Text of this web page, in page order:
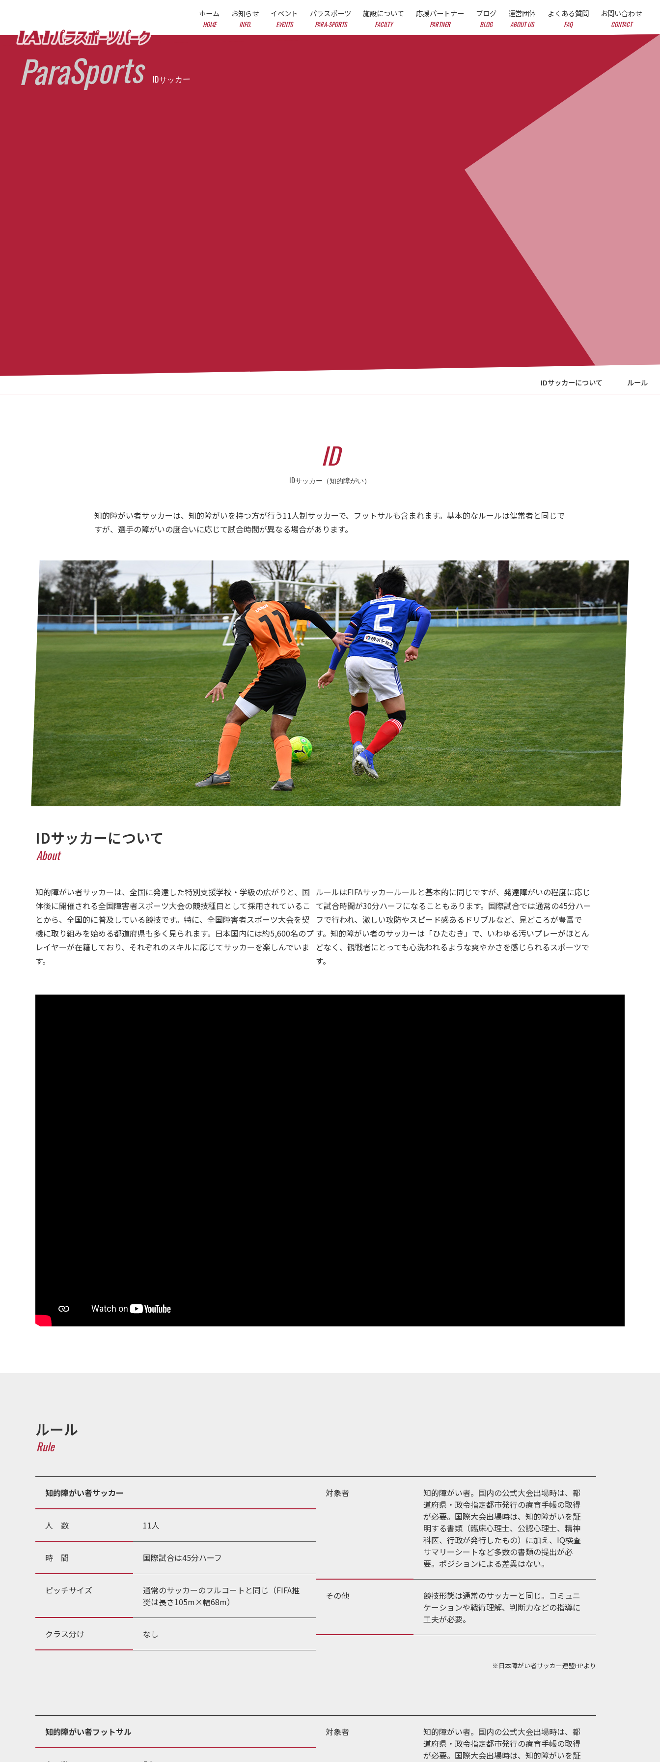
ホーム
HOME
お知らせ
INFO.
イベント
EVENTS
パラスポーツ
PARA-SPORTS
施設について
FACILTY
応援パートナー
PARTNER
ブログ
BLOG
運営団体
ABOUT US
よくある質問
FAQ
お問い合わせ
CONTACT
ParaSports IDサッカー
IDサッカーについて ルール
ID
IDサッカー（知的障がい）
知的障がい者サッカーは、知的障がいを持つ方が行う11人制サッカーで、フットサルも含まれます。基本的なルールは健常者と同じで
すが、選手の障がいの度合いに応じて試合時間が異なる場合があります。
IDサッカーについて
About
知的障がい者サッカーは、全国に発達した特別支援学校・学級の広がりと、国
体後に開催される全国障害者スポーツ大会の競技種目として採用されているこ
とから、全国的に普及している競技です。特に、全国障害者スポーツ大会を契
機に取り組みを始める都道府県も多く見られます。日本国内には約5,600名のプ
レイヤーが在籍しており、それぞれのスキルに応じてサッカーを楽しんでいま
す。
ルールはFIFAサッカールールと基本的に同じですが、発達障がいの程度に応じ
て試合時間が30分ハーフになることもあります。国際試合では通常の45分ハー
フで行われ、激しい攻防やスピード感あるドリブルなど、見どころが豊富で
す。知的障がい者のサッカーは「ひたむき」で、いわゆる汚いプレーがほとん
どなく、観戦者にとっても心洗われるような爽やかさを感じられるスポーツで
す。
ルール
Rule
知的障がい者サッカー
人 数 11人
時 間 国際試合は45分ハーフ
ピッチサイズ
通常のサッカーのフルコートと同じ（FIFA推
奨は長さ105m×幅68m）
クラス分け なし
対象者
知的障がい者。国内の公式大会出場時は、都
道府県・政令指定都市発行の療育手帳の取得
が必要。国際大会出場時は、知的障がいを証
明する書類（臨床心理士、公認心理士、精神
科医、行政が発行したもの）に加え、IQ検査
サマリーシートなど多数の書類の提出が必
要。ポジションによる差異はない。
その他
競技形態は通常のサッカーと同じ。コミュニ
ケーションや戦術理解、判断力などの指導に
工夫が必要。
※日本障がい者サッカー連盟HPより
知的障がい者フットサル 対象者
知的障がい者。国内の公式大会出場時は、都
道府県・政令指定都市発行の療育手帳の取得
が必要。国際大会出場時は、知的障がいを証